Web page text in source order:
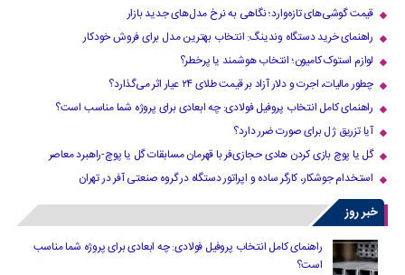
قیمت گوشی‌های تازه‌وارد؛ نگاهی به نرخ مدل‌های جدید بازار
راهنمای خرید دستگاه وندینگ: انتخاب بهترین مدل برای فروش خودکار
لوازم استوک کامیون؛ انتخاب هوشمند یا پرخطر؟
چطور مالیات، اجرت و دلار آزاد بر قیمت طلای ۲۴ عیار اثر می‌گذارد؟
راهنمای کامل انتخاب پروفیل فولادی: چه ابعادی برای پروژه شما مناسب است؟
آیا تزریق ژل برای صورت ضرر دارد​؟
گل یا پوچ بازی کردن هادی حجازی‌فر با قهرمان مسابقات گل یا پوچ-راهبرد معاصر
استخدام جوشکار، کارگر ساده و اپراتور دستگاه در گروه صنعتی آفر در تهران
خبر روز
راهنمای کامل انتخاب پروفیل فولادی: چه ابعادی برای پروژه شما مناسب
است؟